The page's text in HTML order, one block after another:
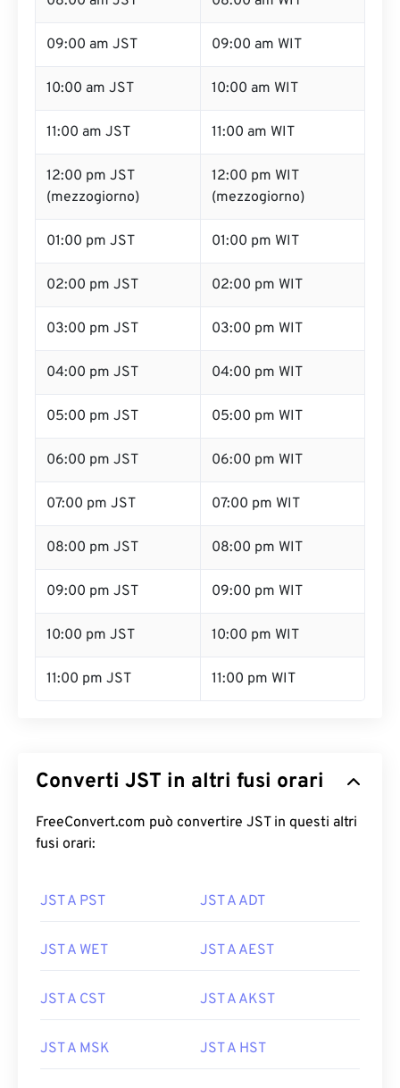
09:00 am JST 09:00 am WIT
10:00 am JST 10:00 am WIT
11:00 am JST 11:00 am WIT
12:00 pm JST
(mezzogiorno)
12:00 pm WIT
(mezzogiorno)
01:00 pm JST 01:00 pm WIT
02:00 pm JST 02:00 pm WIT
03:00 pm JST 03:00 pm WIT
04:00 pm JST 04:00 pm WIT
05:00 pm JST 05:00 pm WIT
06:00 pm JST 06:00 pm WIT
07:00 pm JST 07:00 pm WIT
08:00 pm JST 08:00 pm WIT
09:00 pm JST 09:00 pm WIT
10:00 pm JST 10:00 pm WIT
11:00 pm JST 11:00 pm WIT
Converti JST in altri fusi orari
FreeConvert.com può convertire JST in questi altri
fusi orari:
JST A PST JST A ADT
JST A WET JST A AEST
JST A CST JST A AKST
JST A MSK JST A HST